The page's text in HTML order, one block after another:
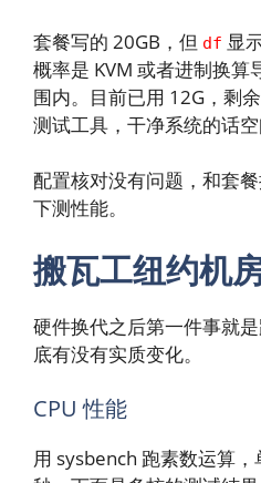
套餐写的 20GB，但 df 显
概率是 KVM 或者进制换算
围内。目前已用 12G，剩
测试工具，干净系统的话空
配置核对没有问题，和套
下测性能。
搬瓦工纽约机
硬件换代之后第一件事就
底有没有实质变化。
CPU 性能
用 sysbench 跑素数运算